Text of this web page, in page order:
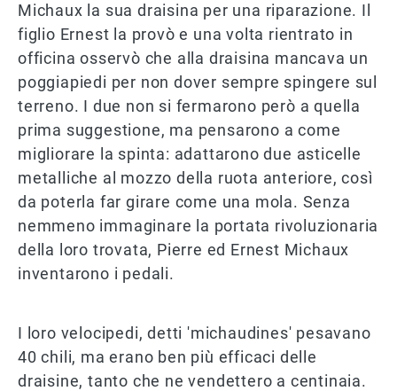
Michaux la sua draisina per una riparazione. Il
figlio Ernest la provò e una volta rientrato in
officina osservò che alla draisina mancava un
poggiapiedi per non dover sempre spingere sul
terreno. I due non si fermarono però a quella
prima suggestione, ma pensarono a come
migliorare la spinta: adattarono due asticelle
metalliche al mozzo della ruota anteriore, così
da poterla far girare come una mola. Senza
nemmeno immaginare la portata rivoluzionaria
della loro trovata, Pierre ed Ernest Michaux
inventarono i pedali.
I loro velocipedi, detti 'michaudines' pesavano
40 chili, ma erano ben più efficaci delle
draisine, tanto che ne vendettero a centinaia.